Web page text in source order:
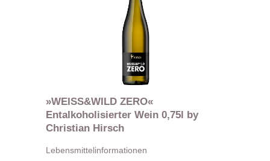
»WEISS&WILD ZERO«
Entalkoholisierter Wein 0,75l by
Christian Hirsch
Lebensmittelinformationen